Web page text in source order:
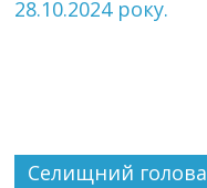
28.10.2024 року.
Селищний голова